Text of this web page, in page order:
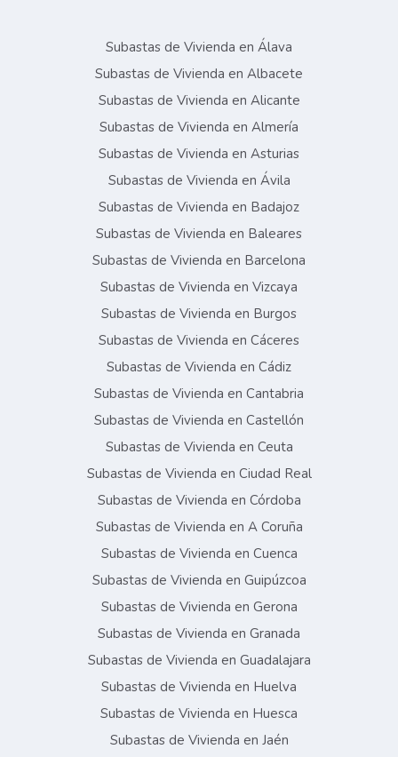
Subastas de Vivienda en Álava
Subastas de Vivienda en Albacete
Subastas de Vivienda en Alicante
Subastas de Vivienda en Almería
Subastas de Vivienda en Asturias
Subastas de Vivienda en Ávila
Subastas de Vivienda en Badajoz
Subastas de Vivienda en Baleares
Subastas de Vivienda en Barcelona
Subastas de Vivienda en Vizcaya
Subastas de Vivienda en Burgos
Subastas de Vivienda en Cáceres
Subastas de Vivienda en Cádiz
Subastas de Vivienda en Cantabria
Subastas de Vivienda en Castellón
Subastas de Vivienda en Ceuta
Subastas de Vivienda en Ciudad Real
Subastas de Vivienda en Córdoba
Subastas de Vivienda en A Coruña
Subastas de Vivienda en Cuenca
Subastas de Vivienda en Guipúzcoa
Subastas de Vivienda en Gerona
Subastas de Vivienda en Granada
Subastas de Vivienda en Guadalajara
Subastas de Vivienda en Huelva
Subastas de Vivienda en Huesca
Subastas de Vivienda en Jaén